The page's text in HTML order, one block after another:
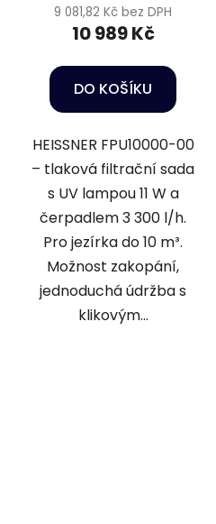
9 081,82 Kč bez DPH
10 989 Kč
DO KOŠÍKU
HEISSNER FPU10000-00
– tlaková filtrační sada
s UV lampou 11 W a
čerpadlem 3 300 l/h.
Pro jezírka do 10 m³.
Možnost zakopání,
jednoduchá údržba s
klikovým...